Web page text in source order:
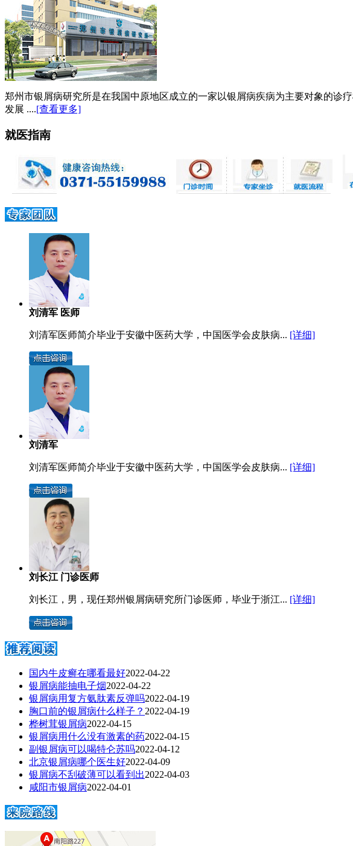
郑州市银屑病研究所是在我国中原地区成立的一家以银屑病疾病为主要对象的诊
发展 ....[查看更多]
就医指南
刘清军 医师
刘清军医师简介毕业于安徽中医药大学，中国医学会皮肤病... [详细]
刘清军
刘清军医师简介毕业于安徽中医药大学，中国医学会皮肤病... [详细]
刘长江 门诊医师
刘长江，男，现任郑州银屑病研究所门诊医师，毕业于浙江... [详细]
国内牛皮癣在哪看最好2022-04-22
银屑病能抽电子烟2022-04-22
银屑病用复方氨肽素反弹吗2022-04-19
胸口前的银屑病什么样子？ 2022-04-19
桦树茸银屑病2022-04-15
银屑病用什么没有激素的药2022-04-15
副银屑病可以喝特仑苏吗2022-04-12
北京银屑病哪个医生好2022-04-09
银屑病不刮破薄可以看到出2022-04-03
咸阳市银屑病2022-04-01